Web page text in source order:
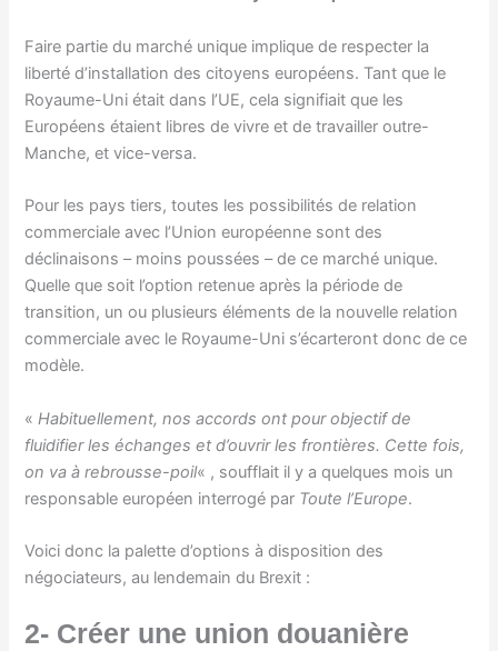
Faire partie du marché unique implique de respecter la
liberté d’installation des citoyens européens. Tant que le
Royaume-Uni était dans l’UE, cela signifiait que les
Européens étaient libres de vivre et de travailler outre-
Manche, et vice-versa.
Pour les pays tiers, toutes les possibilités de relation
commerciale avec l’Union européenne sont des
déclinaisons – moins poussées – de ce marché unique.
Quelle que soit l’option retenue après la période de
transition, un ou plusieurs éléments de la nouvelle relation
commerciale avec le Royaume-Uni s’écarteront donc de ce
modèle.
«Habituellement, nos accords ont pour objectif de
fluidifier les échanges et d’ouvrir les frontières. Cette fois,
on va à rebrousse-poil« , soufflait il y a quelques mois un
responsable européen interrogé par Toute l’Europe.
Voici donc la palette d’options à disposition des
négociateurs, au lendemain du Brexit :
2- Créer une union douanière